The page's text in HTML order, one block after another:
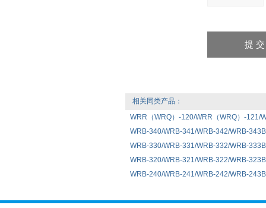
相关同类产品：
WRR（WRQ）-120/WRR（WRQ）-121/
WRB-340/WRB-341/WRB-342/WRB-
WRB-330/WRB-331/WRB-332/WRB-
WRB-320/WRB-321/WRB-322/WRB-
WRB-240/WRB-241/WRB-242/WRB-